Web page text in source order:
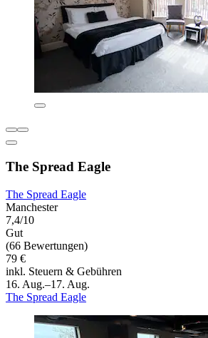
The Spread Eagle
The Spread Eagle
Manchester
7,4/10
Gut
(66 Bewertungen)
79 €
inkl. Steuern & Gebühren
16. Aug.–17. Aug.
The Spread Eagle